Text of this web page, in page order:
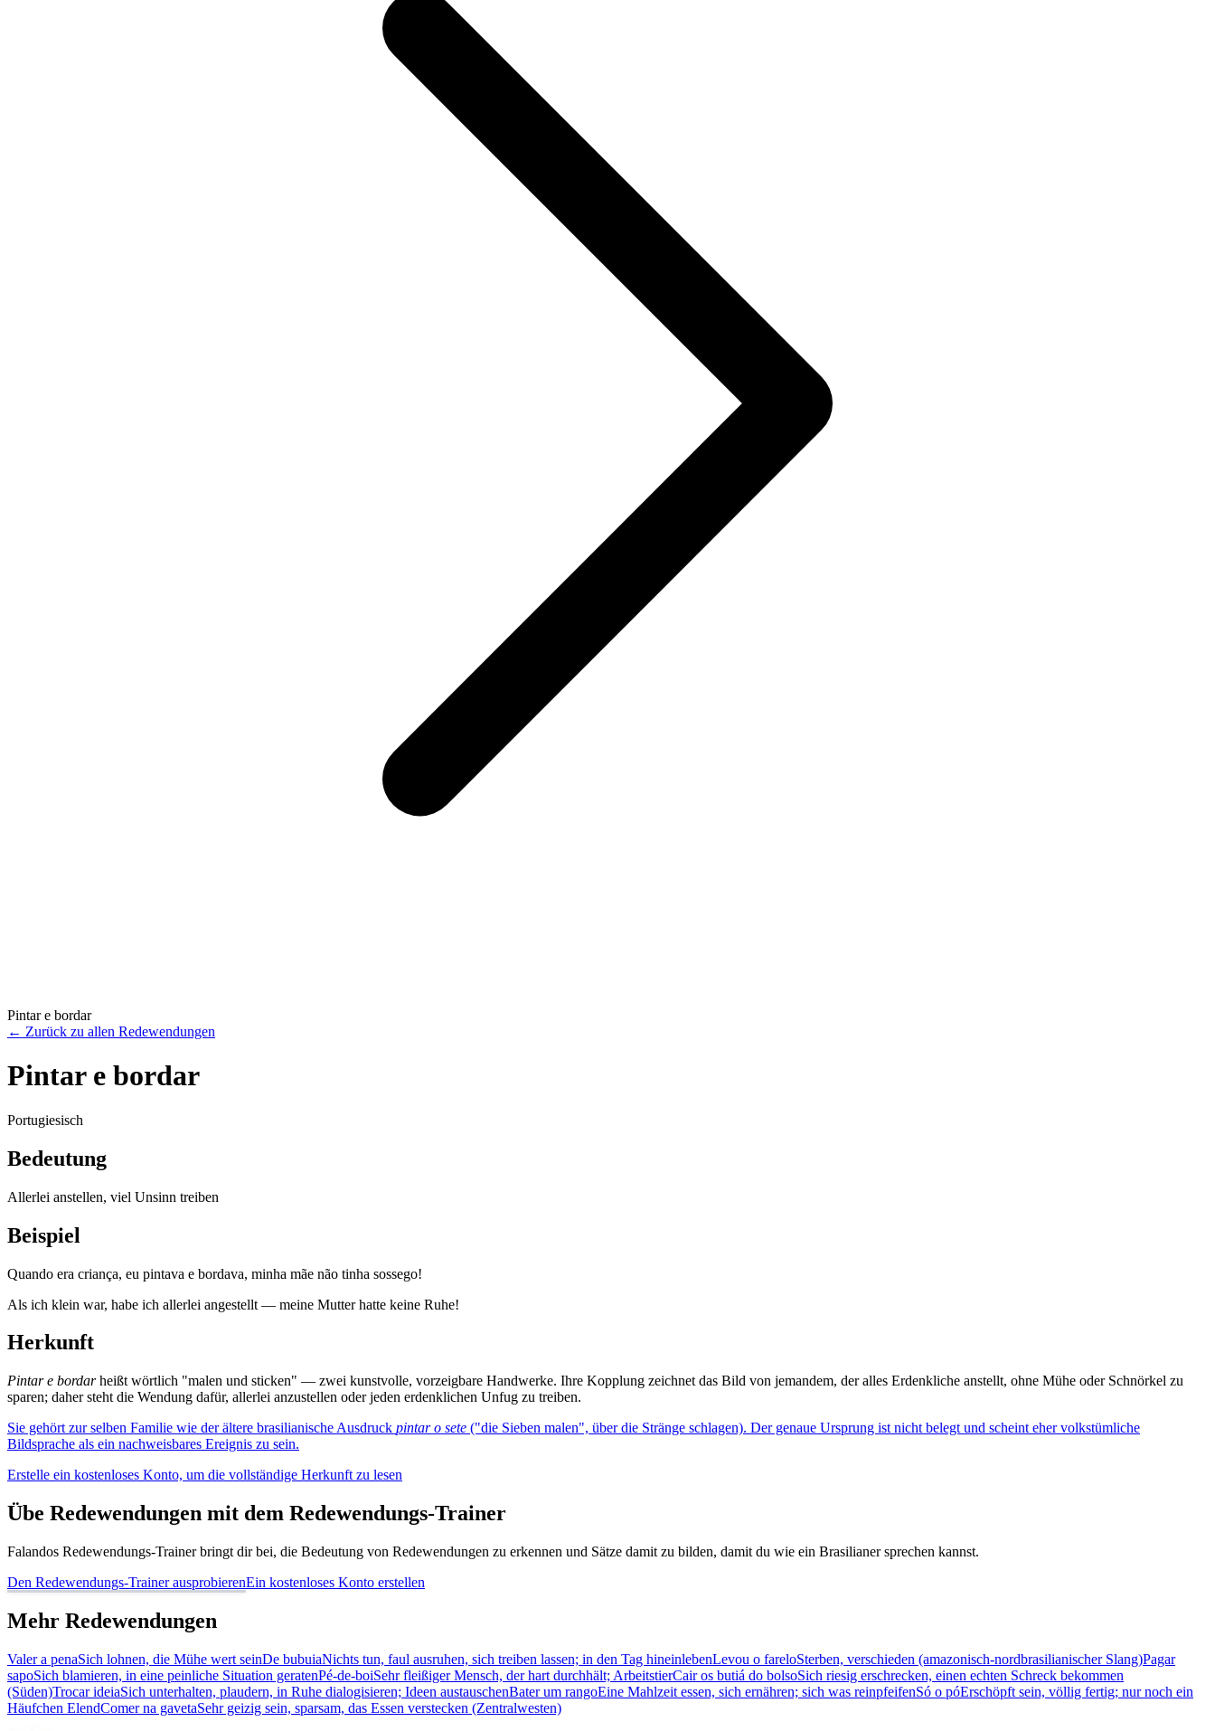
Pintar e bordar
← Zurück zu allen Redewendungen
Pintar e bordar
Portugiesisch
Bedeutung
Allerlei anstellen, viel Unsinn treiben
Beispiel
Quando era criança, eu pintava e bordava, minha mãe não tinha sossego!
Als ich klein war, habe ich allerlei angestellt — meine Mutter hatte keine Ruhe!
Herkunft
Pintar e bordarheißt wörtlich "malen und sticken" — zwei kunstvolle, vorzeigbare Handwerke. Ihre Kopplung zeichnet das Bild von jemandem, der alles Erdenkliche anstellt, ohne Mühe oder Schnörkel zu
sparen; daher steht die Wendung dafür, allerlei anzustellen oder jeden erdenklichen Unfug zu treiben.
Sie gehört zur selben Familie wie der ältere brasilianische Ausdruck pintar o sete ("die Sieben malen", über die Stränge schlagen). Der genaue Ursprung ist nicht belegt und scheint eher volkstümliche
Bildsprache als ein nachweisbares Ereignis zu sein.
Erstelle ein kostenloses Konto, um die vollständige Herkunft zu lesen
Übe Redewendungen mit dem Redewendungs-Trainer
Falandos Redewendungs-Trainer bringt dir bei, die Bedeutung von Redewendungen zu erkennen und Sätze damit zu bilden, damit du wie ein Brasilianer sprechen kannst.
Den Redewendungs-Trainer ausprobierenEin kostenloses Konto erstellen
Mehr Redewendungen
Valer a penaSich lohnen, die Mühe wert seinDe bubuiaNichts tun, faul ausruhen, sich treiben lassen; in den Tag hineinlebenLevou o fareloSterben, verschieden (amazonisch-nordbrasilianischer Slang)Pagar
sapoSich blamieren, in eine peinliche Situation geratenPé-de-boiSehr fleißiger Mensch, der hart durchhält; ArbeitstierCair os butiá do bolsoSich riesig erschrecken, einen echten Schreck bekommen
(Süden)Trocar ideiaSich unterhalten, plaudern, in Ruhe dialogisieren; Ideen austauschenBater um rangoEine Mahlzeit essen, sich ernähren; sich was reinpfeifenSó o póErschöpft sein, völlig fertig; nur noch ein
Häufchen ElendComer na gavetaSehr geizig sein, sparsam, das Essen verstecken (Zentralwesten)